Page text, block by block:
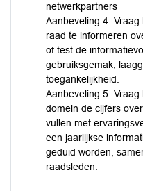
netwerkpartners
Aanbeveling 4.
raad te informeren
of test de
gebruiksgemak,
toegankelijkheid.
Aanbeveling 5.
domein de cijfers
vullen met
een jaarlijkse
geduid worden,
raadsleden.